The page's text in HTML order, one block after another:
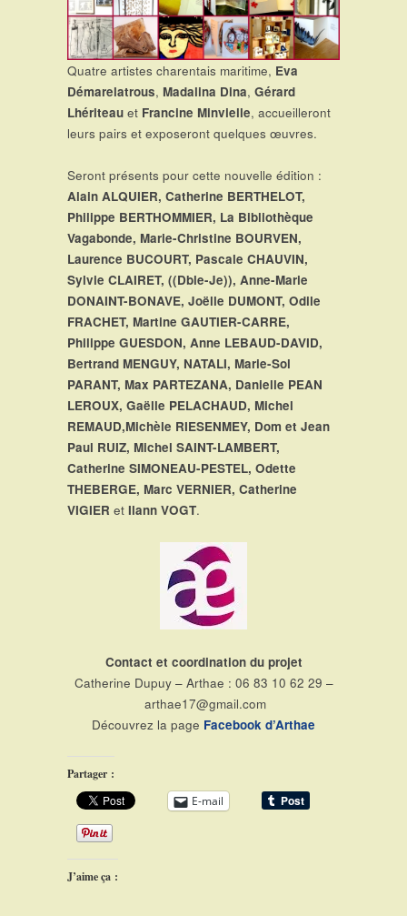
Quatre artistes charentais maritime, Eva
Démarelatrous, Madalina Dina, Gérard
Lhériteau et Francine Minvielle, accueilleront
leurs pairs et exposeront quelques œuvres.
Seront présents pour cette nouvelle édition :
Alain ALQUIER, Catherine BERTHELOT,
Philippe BERTHOMMIER, La Bibliothèque
Vagabonde, Marie-Christine BOURVEN,
Laurence BUCOURT, Pascale CHAUVIN,
Sylvie CLAIRET, ((Dble-Je)), Anne-Marie
DONAINT-BONAVE, Joëlle DUMONT, Odile
FRACHET, Martine GAUTIER-CARRE,
Philippe GUESDON, Anne LEBAUD-DAVID,
Bertrand MENGUY, NATALI, Marie-Sol
PARANT, Max PARTEZANA, Danielle PEAN
LEROUX, Gaëlle PELACHAUD, Michel
REMAUD,Michèle RIESENMEY, Dom et Jean
Paul RUIZ, Michel SAINT-LAMBERT,
Catherine SIMONEAU-PESTEL, Odette
THEBERGE, Marc VERNIER, Catherine
VIGIER et Ilann VOGT.
Contact et coordination du projet
Catherine Dupuy – Arthae : 06 83 10 62 29 –
arthae17@gmail.com
Découvrez la page Facebook d’Arthae
Partager :
E-mail
J’aime ça :